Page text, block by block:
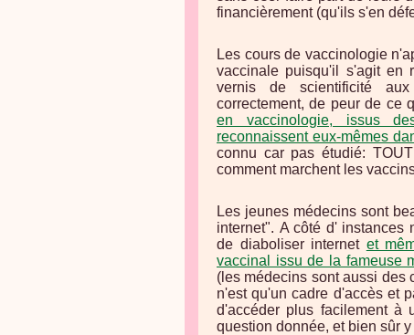
financièrement (qu'ils s'en
Les cours de vaccinologie
vaccinale puisqu'il s'agit en
vernis de scientificité
correctement, de peur de ce
en vaccinologie, issus
reconnaissent eux-mêmes
connu car pas étudié:
comment marchent les
Les jeunes médecins sont
internet". A côté d' instances
de diaboliser internet et
vaccinal issu de la fameuse
(les médecins sont aussi des
n'est qu'un cadre d'accès et
d'accéder plus facilement à
question donnée, et bien sûr